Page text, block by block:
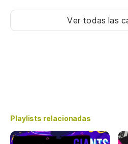
Ver todas las
Playlists relacionadas